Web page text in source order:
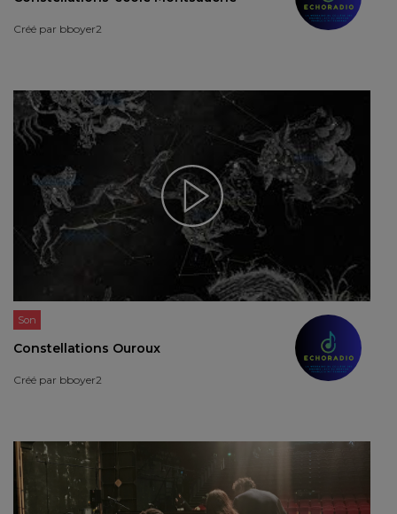
Créé par bboyer2
Son
Constellations Ouroux
Créé par bboyer2